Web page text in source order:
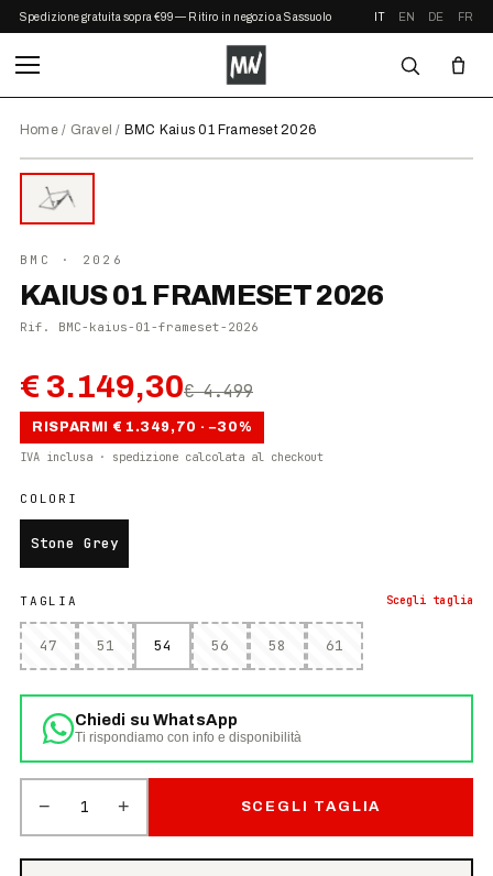
Spedizione gratuita sopra €99 — Ritiro in negozio a Sassuolo IT EN DE FR
Home/ Gravel / BMC Kaius 01 Frameset 2026
IN OFFERTA
BMC · 2026
KAIUS 01 FRAMESET 2026
Rif. BMC-kaius-01-frameset-2026
€ 3.149,30€ 4.499
RISPARMI € 1.349,70 · −30%
IVA inclusa · spedizione calcolata al checkout
COLORI
Stone Grey
TAGLIA Scegli taglia
47 51 54 56 58 61
Chiedi su WhatsApp
Ti rispondiamo con info e disponibilità
− 1 + SCEGLI TAGLIA